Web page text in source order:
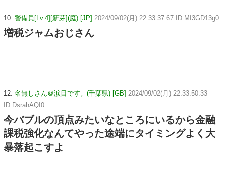
10: 警備員[Lv.4][新芽](庭) [JP] 2024/09/02(月) 22:33:37.67 ID:MI3GD13g0
増税ジャムおじさん
12: 名無しさん＠涙目です。(千葉県) [GB] 2024/09/02(月) 22:33:50.33
ID:DsrahAQI0
今バブルの頂点みたいなところにいるから金融
課税強化なんてやった途端にタイミングよく大
暴落起こすよ